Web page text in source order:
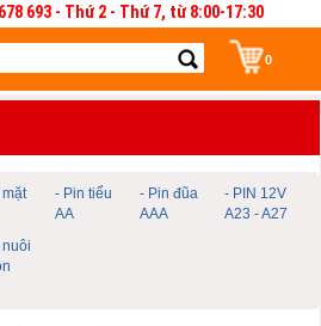
693 - Thứ 2 - Thứ 7, từ 8:00-17:30
0
ngày. Có thể sửa và quản lý giỏ hàng và đơn
mặt
- Pin tiểu
AA
- Pin đũa
AAA
- PIN 12V
A23 - A27